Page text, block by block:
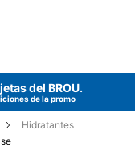
del BROU.
de la promo
Hidratantes